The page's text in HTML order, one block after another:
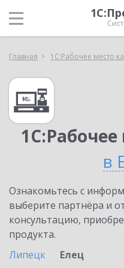
Главная 1С:Рабочее место
1С:Рабочее
в
Ознакомьтесь с
выберите партнёра и
консультацию,
продукта.
Липецк
Елец